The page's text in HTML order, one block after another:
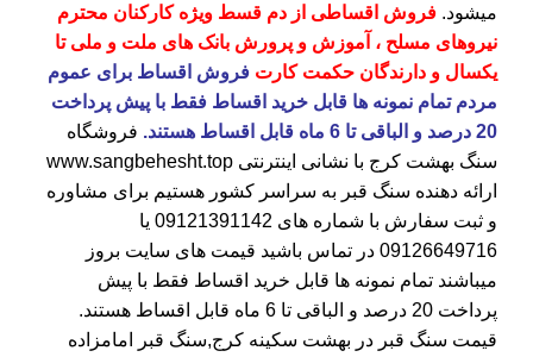
میشود. فروش اقساطی از دم قسط ویژه کارکنان محترم
نیروهای مسلح ، آموزش و پرورش بانک های ملت و ملی تا
یکسال و دارندگان حکمت کارت فروش اقساط برای عموم
مردم تمام نمونه ها قابل خرید اقساط فقط با پیش پرداخت
20 درصد و الباقی تا 6 ماه قابل اقساط هستند.
فروشگاه
سنگ بهشت کرج با نشانی اینترنتی www.sangbehesht.top
ارائه دهنده سنگ قبر به سراسر کشور هستیم برای مشاوره
و ثبت سفارش با شماره های 09121391142 یا
09126649716 در تماس باشید قیمت های سایت بروز
میباشند تمام نمونه ها قابل خرید اقساط فقط با پیش
پرداخت 20 درصد و الباقی تا 6 ماه قابل اقساط هستند.
قیمت سنگ قبر در بهشت سکینه کرج,سنگ قبر امامزاده